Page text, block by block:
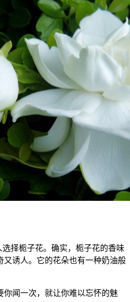
择栀子花。确实，栀子花的香味
又诱人。它的花朵也有一种奶油般
你闻一次，就让你难以忘怀的魅